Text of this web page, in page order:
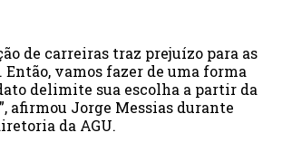
de carreiras traz prejuízo para as
vamos fazer de uma forma
delimite sua escolha a partir da
afirmou Jorge Messias durante
da AGU.